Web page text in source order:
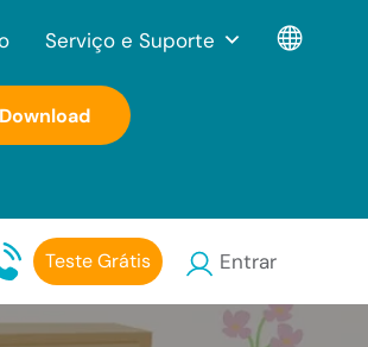
Download
Teste Grátis Entrar
Serviço e Suporte